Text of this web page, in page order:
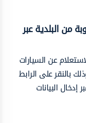
من البلدية عبر
عن السيارات
بالنقر على الرابط
البيانات